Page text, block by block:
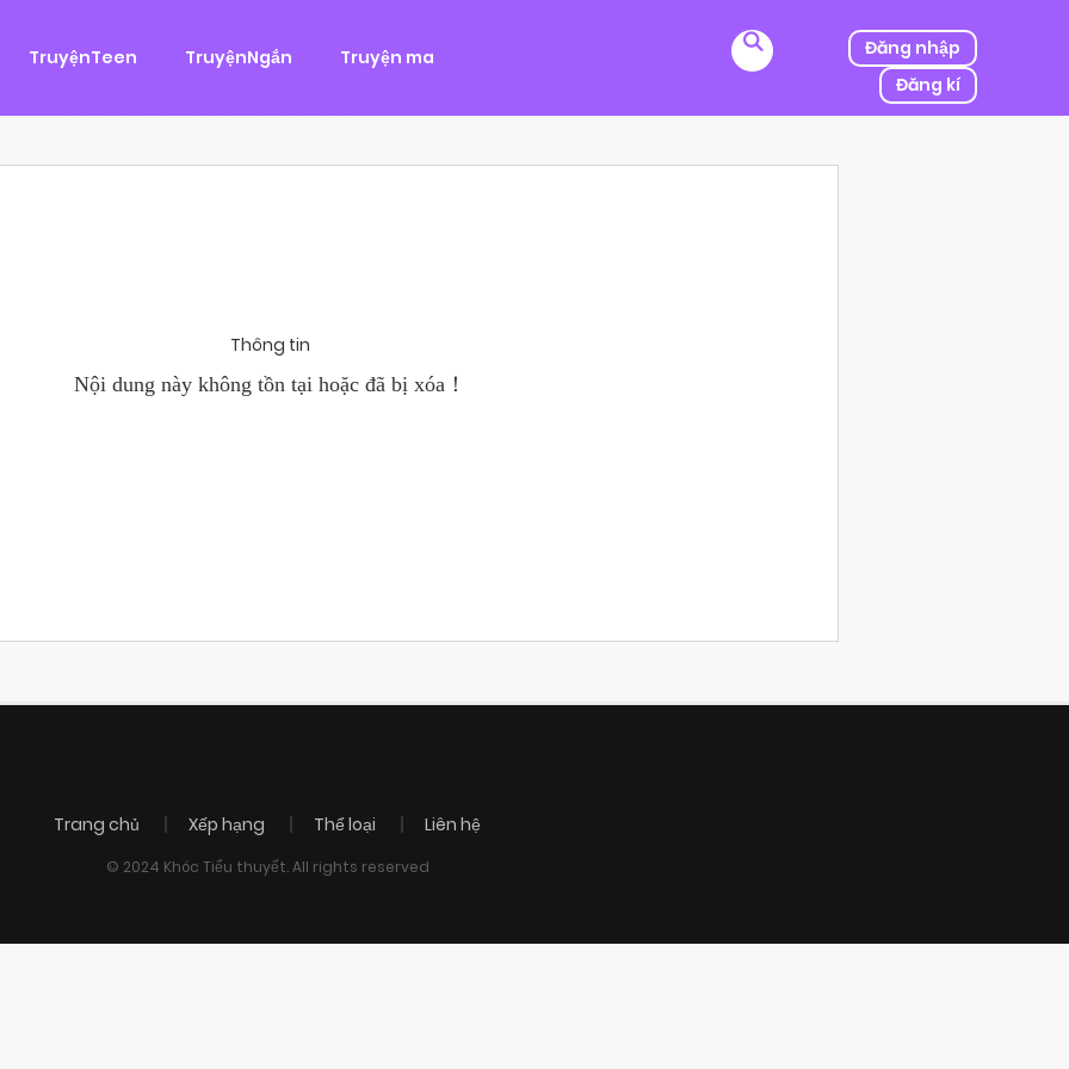
TruyệnTeen TruyệnNgắn Truyện ma
Đăng nhập
Đăng kí
Tình Cảm
Hùng, một tên cướp biển chân chính. Cho đến một ngày, cô bị kẻ thù của ba mình bắt cóc, người được mệnh danh
Chánh Uy săn lùng ba của Nhã Thụy và...
Thông tin
Nội dung này không tồn tại hoặc đã bị xóa！
Trang chủ Xếp hạng Thể loại Liên hệ
© 2024 Khóc Tiểu thuyết. All rights reserved